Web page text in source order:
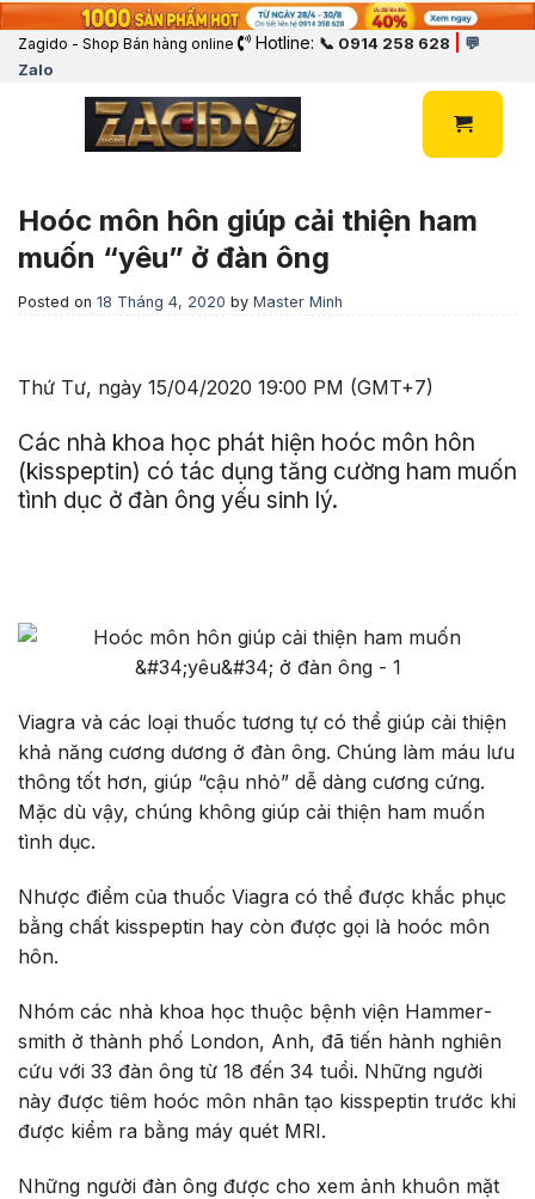
Zagido - Shop Bán hàng online Hotline: 📞 0914 258 628
💬
Zalo
Hoóc môn hôn giúp cải thiện ham
muốn “yêu” ở đàn ông
Posted on 18 Tháng 4, 2020 by Master Minh
Thứ Tư, ngày 15/04/2020 19:00 PM (GMT+7)
Các nhà khoa học phát hiện hoóc môn hôn
(kisspeptin) có tác dụng tăng cường ham muốn
tình dục ở đàn ông yếu sinh lý.
Viagra và các loại thuốc tương tự có thể giúp cải thiện
khả năng cương dương ở đàn ông. Chúng làm máu lưu
thông tốt hơn, giúp “cậu nhỏ” dễ dàng cương cứng.
Mặc dù vậy, chúng không giúp cải thiện ham muốn
tình dục.
Nhược điểm của thuốc Viagra có thể được khắc phục
bằng chất kisspeptin hay còn được gọi là hoóc môn
hôn.
Nhóm các nhà khoa học thuộc bệnh viện Ham­mer­
smith ở thành phố London, Anh, đã tiến hành nghiên
cứu với 33 đàn ông từ 18 đến 34 tuổi. Những người
này được tiêm hoóc môn nhân tạo kis­speptin trước khi
được kiểm ra bằng máy quét MRI.
Những người đàn ông được cho xem ảnh khuôn mặt